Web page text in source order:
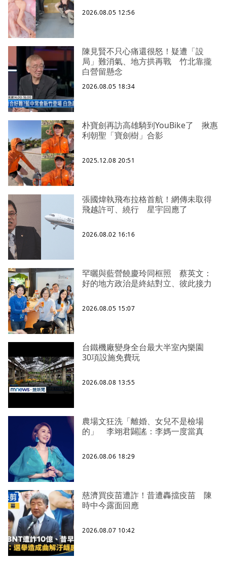
2026.08.05 12:56
陳見賢不只心痛還很怒！疑遭「設
局」難消氣、地方拱再戰 竹北靠攏
白營留懸念
2026.08.05 18:34
朴寶劍再訪高雄騎到YouBike了 揪惠
利朝聖「寶劍樹」合影
2025.12.08 20:51
張國煒執飛布拉格首航！網傳未取得
飛越許可、繞行 星宇回應了
2026.08.02 16:16
罕曬與藍營饒慶玲同框照 蔡英文：
好的地方政治是終結對立、彼此接力
2026.08.05 15:07
台鐵機廠變身全台最大半室內樂園
30項設施免費玩
2026.08.08 13:55
農場文狂洗「離婚、女兒不是檢場
的」 李翊君闢謠：李媽一度當真
2026.08.06 18:29
慈濟買疫苗遭詐！昔遭轟擋疫苗 陳
時中今露面回應
2026.08.07 10:42